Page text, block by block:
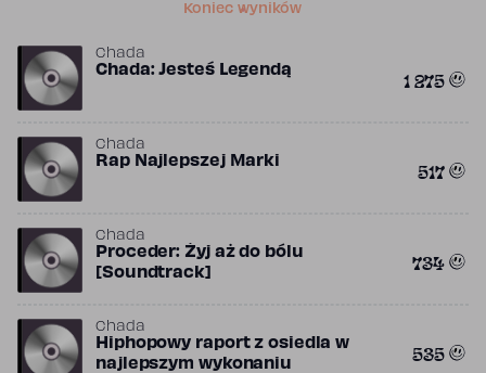
Koniec wyników
Chada
Chada: Jesteś Legendą 1 275
Chada
Rap Najlepszej Marki 517
Chada
Proceder: Żyj aż do bólu
[Soundtrack]
734
Chada
Hiphopowy raport z osiedla w
najlepszym wykonaniu
535